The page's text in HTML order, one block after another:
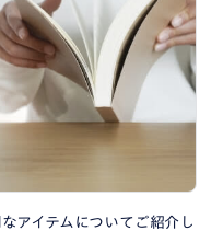
アイテムについてご紹介し